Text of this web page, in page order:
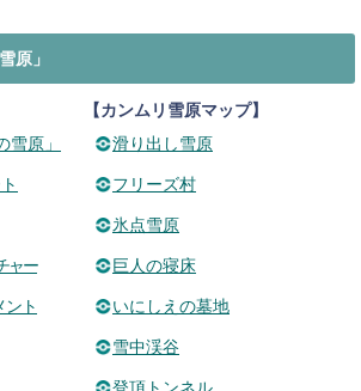
原」
原」
ャー
ント
【カンムリ雪原マップ】
滑り出し雪原
フリーズ村
氷点雪原
巨人の寝床
いにしえの墓地
雪中渓谷